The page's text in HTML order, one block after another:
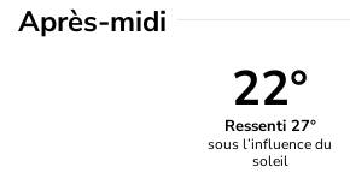
Après-midi
22°
Ressenti 27°
sous l’influence du
soleil